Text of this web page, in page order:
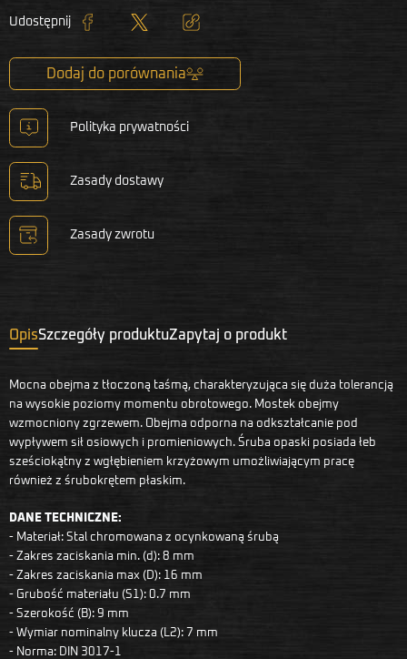
Udostępnij
Dodaj do porównania
Polityka prywatności
Zasady dostawy
Zasady zwrotu
OpisSzczegóły produktuZapytaj o produkt
Mocna obejma z tłoczoną taśmą, charakteryzująca się duża tolerancją
na wysokie poziomy momentu obrotowego. Mostek obejmy
wzmocniony zgrzewem. Obejma odporna na odkształcanie pod
wypływem sił osiowych i promieniowych. Śruba opaski posiada łeb
sześciokątny z wgłębieniem krzyżowym umożliwiającym pracę
również z śrubokrętem płaskim.
DANE TECHNICZNE:
- Materiał: Stal chromowana z ocynkowaną śrubą
- Zakres zaciskania min. (d): 8 mm
- Zakres zaciskania max (D): 16 mm
- Grubość materiału (S1): 0.7 mm
- Szerokość (B): 9 mm
- Wymiar nominalny klucza (L2): 7 mm
- Norma: DIN 3017-1